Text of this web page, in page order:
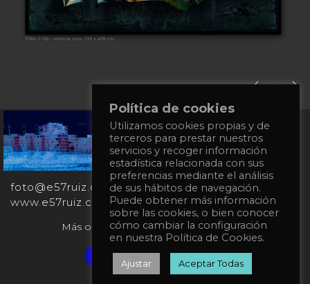
+34
651
862
863
foto@e57ruiz.com
www.e57ruiz.com
Más obras en la galería virtual Singulart:
Verified artist on Singulart
Política de cookies
Utilizamos cookies propias y de
terceros para prestar nuestros
servicios y recoger información
estadística relacionada con sus
preferencias mediante el análisis
de sus hábitos de navegación.
Puede obtener más información
sobre las cookies, o bien conocer
cómo cambiar la configuración
en nuestra Política de Cookies.
Ajustar Aceptar Todas